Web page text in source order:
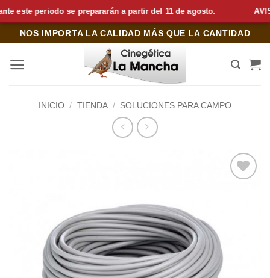
este periodo se prepararán a partir del 11 de agosto.
Saltar
contenido
NOS IMPORTA LA CALIDAD MÁS QUE LA CANTIDAD
INICIO / TIENDA / SOLUCIONES PARA CAMPO